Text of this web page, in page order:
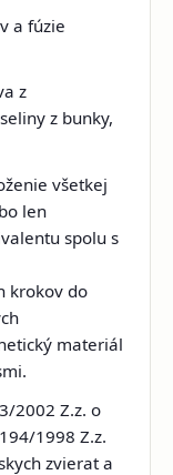
a fúzie
z
z bunky,
všetkej
len
spolu s
krokov do
materiál
2002 Z.z. o
1998 Z.z.
zvierat a